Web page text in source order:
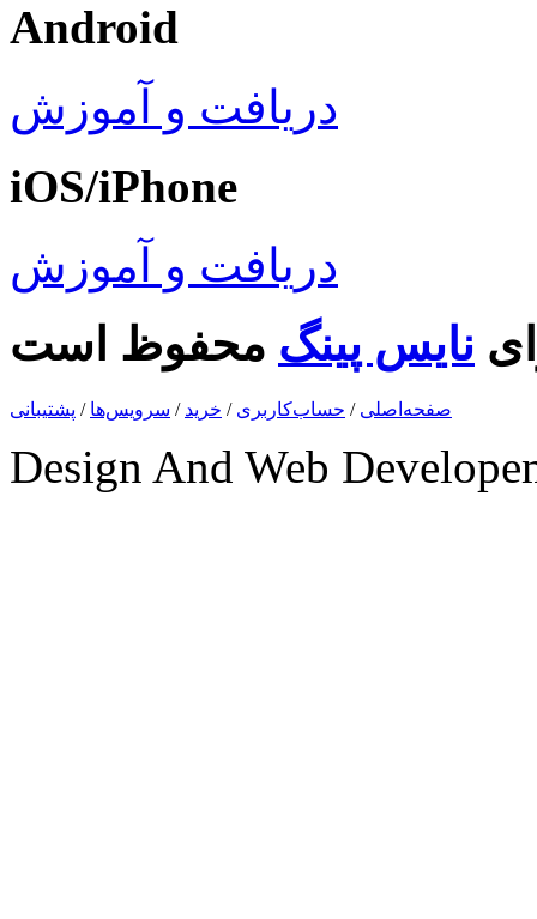
Android
دریافت و آموزش
iOS/iPhone
دریافت و آموزش
نایس پینگ
صفحه‌اصلی / حساب‌کاربری / خرید / سرویس‌ها / پشتیبانی
Design And Web